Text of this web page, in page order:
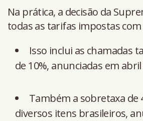
Na prática, a decisão da
todas as tarifas impostas com
Isso inclui as chamadas
de 10%, anunciadas em
Também a sobretaxa de
diversos itens brasileiros,